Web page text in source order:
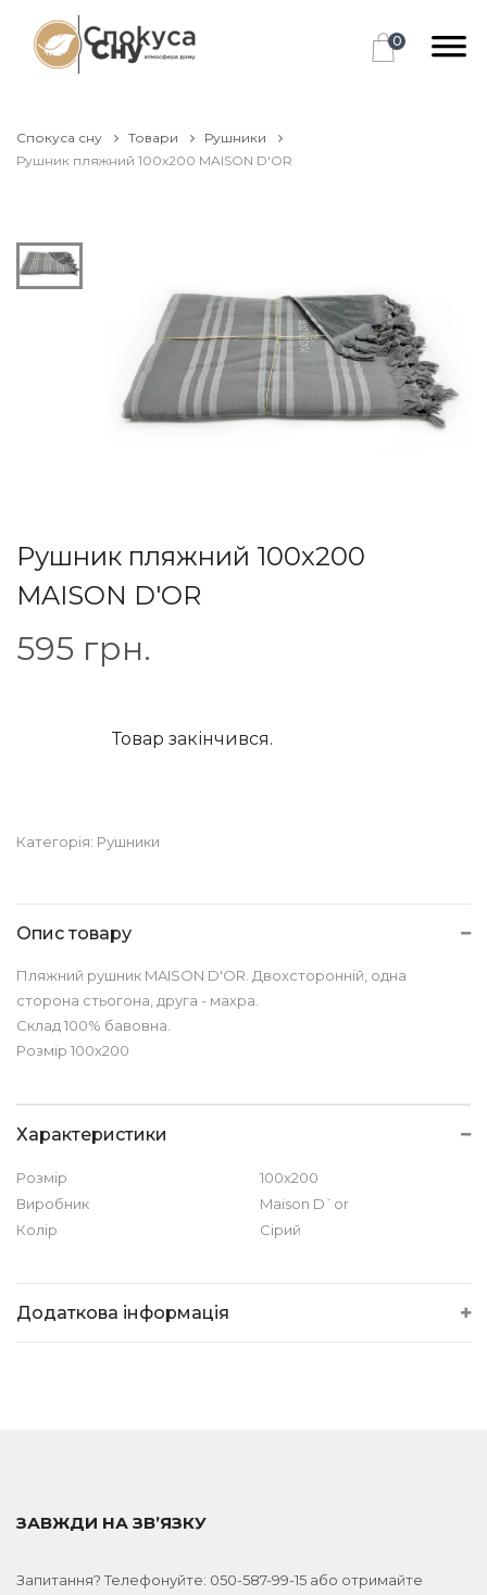
0
Спокуса сну Товари
Рушники
Рушник пляжний 100х200 MAISON D'OR
Рушник пляжний 100х200
MAISON D'OR
595 грн.
Товар закінчився.
Категорія: Рушники
Опис товару
Пляжний рушник MAISON D'OR. Двохсторонній, одна
сторона стьогона, друга - махра.
Склад 100% бавовна.
Розмір 100х200
Характеристики
Розмір
100х200
Виробник
Maison D`or
Колір
Сірий
Додаткова інформація
ЗАВЖДИ НА ЗВ’ЯЗКУ
Запитання? Телефонуйте: 050-587-99-15 або отримайте